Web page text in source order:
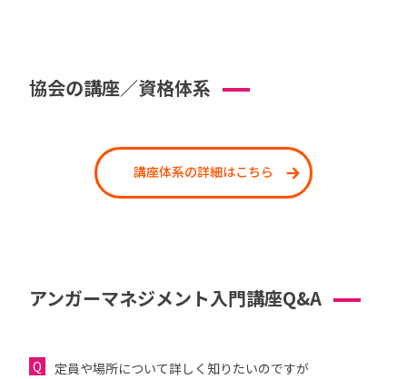
協会の講座／資格体系
講座体系の詳細はこちら
アンガーマネジメント入門講座Q&A
定員や場所について詳しく知りたいのですが